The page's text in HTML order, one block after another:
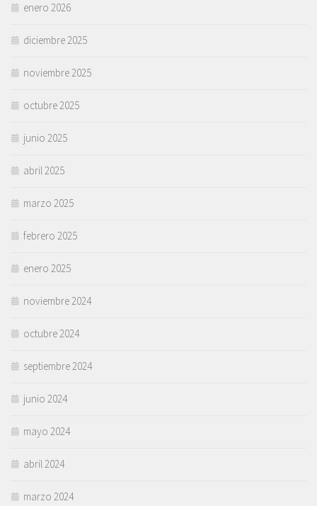
enero 2026
diciembre 2025
noviembre 2025
octubre 2025
junio 2025
abril 2025
marzo 2025
febrero 2025
enero 2025
noviembre 2024
octubre 2024
septiembre 2024
junio 2024
mayo 2024
abril 2024
marzo 2024